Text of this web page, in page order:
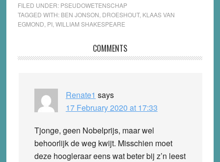
FILED UNDER: PSEUDOWETENSCHAP
TAGGED WITH: BEN JONSON DROESHOUT, KLAAS VAN
EGMOND PI, WILLIAM SHAKESPEARE
Interactions
COMMENTS
Renate1 says
17 February 2020 at 17:33
Tjonge, geen Nobelprijs, maar wel
behoorlijk de weg kwijt. Misschien moet
deze hoogleraar eens wat beter bij z’n leest